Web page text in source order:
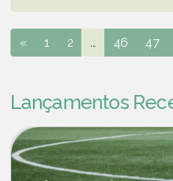
« 1 2 ... 46 47
Lançamentos